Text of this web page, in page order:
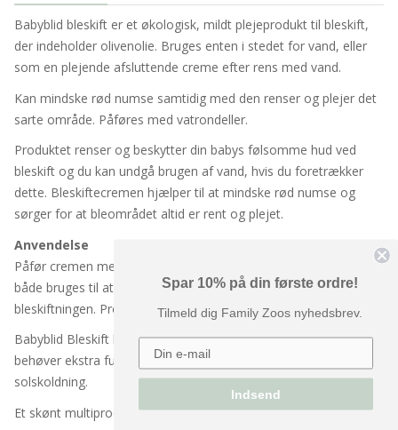
Babyblid bleskift er et økologisk, mildt plejeprodukt til bleskift,
der indeholder olivenolie. Bruges enten i stedet for vand, eller
som en plejende afsluttende creme efter rens med vand.
Kan mindske rød numse samtidig med den renser og plejer det
sarte område. Påføres med vatrondeller.
Produktet renser og beskytter din babys følsomme hud ved
bleskift og du kan undgå brugen af vand, hvis du foretrækker
dette. Bleskiftecremen hjælper til at mindske rød numse og
sørger for at bleområdet altid er rent og plejet.
Anvendelse
Påfør cremen med vatrondeller i bleområdet. Produktet kan
både bruges til at rense, eller som en plejende afsluttende del af
bleskiftningen. Produktet skal ikke skylles af eller tørres væk.
Babyblid Bleskift kan også anvendes til andre områder, der
behøver ekstra fugt, såsom arp, tørre knæ, albuer og
solskoldning.
Et skønt multiprodukt til hele familien.
Spar 10% på din første ordre!
Tilmeld dig Family Zoos nyhedsbrev.
Indsend